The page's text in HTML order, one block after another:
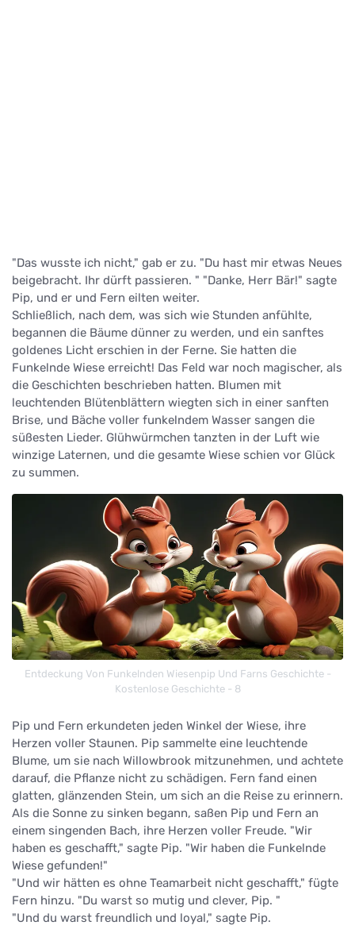
"Das wusste ich nicht," gab er zu. "Du hast mir etwas Neues
beigebracht. Ihr dürft passieren. " "Danke, Herr Bär!" sagte
Pip, und er und Fern eilten weiter.
Schließlich, nach dem, was sich wie Stunden anfühlte,
begannen die Bäume dünner zu werden, und ein sanftes
goldenes Licht erschien in der Ferne. Sie hatten die
Funkelnde Wiese erreicht! Das Feld war noch magischer, als
die Geschichten beschrieben hatten. Blumen mit
leuchtenden Blütenblättern wiegten sich in einer sanften
Brise, und Bäche voller funkelndem Wasser sangen die
süßesten Lieder. Glühwürmchen tanzten in der Luft wie
winzige Laternen, und die gesamte Wiese schien vor Glück
zu summen.
Entdeckung Von Funkelnden Wiesenpip Und Farns Geschichte -
Kostenlose Geschichte - 8
Pip und Fern erkundeten jeden Winkel der Wiese, ihre
Herzen voller Staunen. Pip sammelte eine leuchtende
Blume, um sie nach Willowbrook mitzunehmen, und achtete
darauf, die Pflanze nicht zu schädigen. Fern fand einen
glatten, glänzenden Stein, um sich an die Reise zu erinnern.
Als die Sonne zu sinken begann, saßen Pip und Fern an
einem singenden Bach, ihre Herzen voller Freude. "Wir
haben es geschafft," sagte Pip. "Wir haben die Funkelnde
Wiese gefunden!"
"Und wir hätten es ohne Teamarbeit nicht geschafft," fügte
Fern hinzu. "Du warst so mutig und clever, Pip. "
"Und du warst freundlich und loyal," sagte Pip.